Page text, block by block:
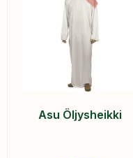
Asu Öljysheikki